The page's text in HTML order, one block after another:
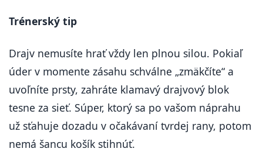
Trénerský tip
Drajv nemusíte hrať vždy len plnou silou. Pokiaľ
úder v momente zásahu schválne „zmäkčíte“ a
uvoľníte prsty, zahráte klamavý drajvový blok
tesne za sieť. Súper, ktorý sa po vašom náprahu
už sťahuje dozadu v očakávaní tvrdej rany, potom
nemá šancu košík stihnúť.